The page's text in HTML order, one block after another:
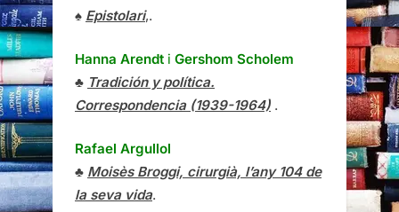
♠ Epistolari,.
Hanna Arendt i Gershom Scholem
♣ Tradición y política.
Correspondencia (1939-1964) .
Rafael Argullol
♣ Moisès Broggi, cirurgià, l’any 104 de
la seva vida.